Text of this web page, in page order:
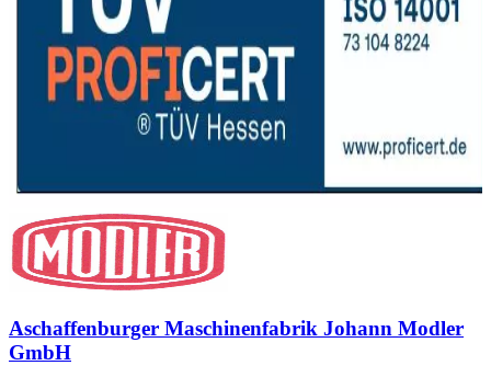
Aschaffenburger Maschinenfabrik Johann Modler
GmbH